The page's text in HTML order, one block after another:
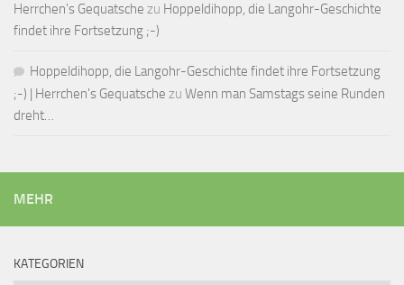
Herrchen's Gequatsche zu Hoppeldihopp, die Langohr-Geschichte
findet ihre Fortsetzung ;-)
Hoppeldihopp, die Langohr-Geschichte findet ihre Fortsetzung
;-) | Herrchen's Gequatsche zu Wenn man Samstags seine Runden
dreht…
MEHR
KATEGORIEN